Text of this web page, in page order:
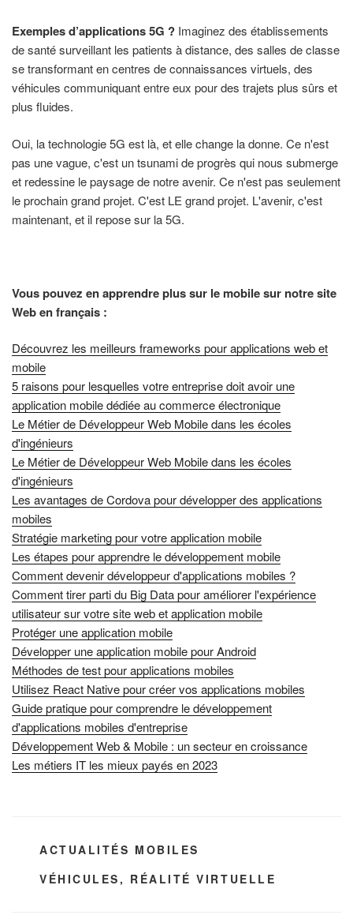
Exemples d’applications 5G ? Imaginez des établissements
de santé surveillant les patients à distance, des salles de classe
se transformant en centres de connaissances virtuels, des
véhicules communiquant entre eux pour des trajets plus sûrs et
plus fluides.
Oui, la technologie 5G est là, et elle change la donne. Ce n'est
pas une vague, c'est un tsunami de progrès qui nous submerge
et redessine le paysage de notre avenir. Ce n'est pas seulement
le prochain grand projet. C'est LE grand projet. L'avenir, c'est
maintenant, et il repose sur la 5G.
Vous pouvez en apprendre plus sur le mobile sur notre site
Web en français :
Découvrez les meilleurs frameworks pour applications web et
mobile
5 raisons pour lesquelles votre entreprise doit avoir une
application mobile dédiée au commerce électronique
Le Métier de Développeur Web Mobile dans les écoles
d'ingénieurs
Le Métier de Développeur Web Mobile dans les écoles
d'ingénieurs
Les avantages de Cordova pour développer des applications
mobiles
Stratégie marketing pour votre application mobile
Les étapes pour apprendre le développement mobile
Comment devenir développeur d'applications mobiles ?
Comment tirer parti du Big Data pour améliorer l'expérience
utilisateur sur votre site web et application mobile
Protéger une application mobile
Développer une application mobile pour Android
Méthodes de test pour applications mobiles
Utilisez React Native pour créer vos applications mobiles
Guide pratique pour comprendre le développement
d'applications mobiles d'entreprise
Développement Web & Mobile : un secteur en croissance
Les métiers IT les mieux payés en 2023
CATÉGORIES
ACTUALITÉS MOBILES
ÉTIQUETTES
VÉHICULES , RÉALITÉ VIRTUELLE